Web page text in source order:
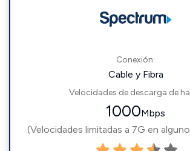
Conexión:
Cable y Fibra
Velocidades de descarga de
1000Mbps
(Velocidades limitadas a 7G en